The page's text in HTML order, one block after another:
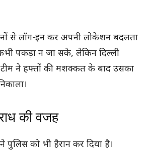
से लॉग-इन कर अपनी लोकेशन बदलता
पकड़ा न जा सके, लेकिन दिल्ली
ने हफ्तों की मशक्कत के बाद उसका
की वजह
पुलिस को भी हैरान कर दिया है।